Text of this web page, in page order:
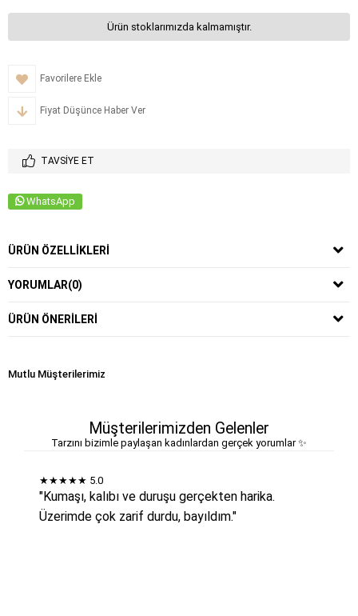
Ürün stoklarımızda kalmamıştır.
Favorilere Ekle
Fiyat Düşünce Haber Ver
TAVSIYE ET
WhatsApp
ÜRÜN ÖZELLIKLERI
YORUMLAR(0)
ÜRÜN ÖNERILERI
Mutlu Müşterilerimiz
Müşterilerimizden Gelenler
Tarzını bizimle paylaşan kadınlardan gerçek yorumlar ✨
★★★★★ 5.0
"Kumaşı, kalıbı ve duruşu gerçekten harika.
Üzerimde çok zarif durdu, bayıldım."